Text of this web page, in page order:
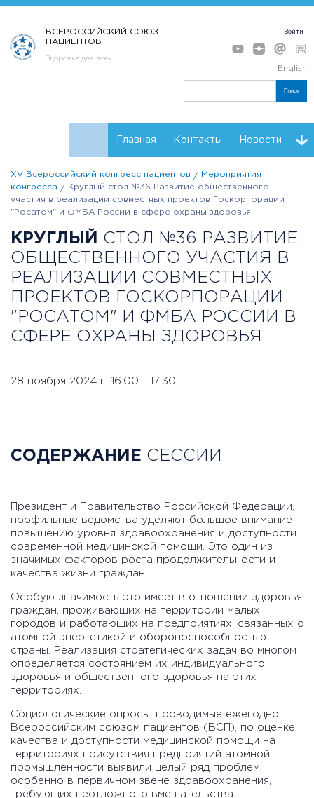
ВСЕРОССИЙСКИЙ СОЮЗ
ПАЦИЕНТОВ
Здоровье для всех
Войти
English
Поиск
Главная Контакты Новости
Программа Мнения Тренинг форсайт
Партнеры Конгресса Регистрация Резолюции
XV Всероссийский конгресс пациентов
Мероприятия
конгресса
Круглый стол №36 Развитие общественного
участия в реализации совместных проектов Госкорпорации
"Росатом" и ФМБА России в сфере охраны здоровья
КРУГЛЫЙ
СТОЛ №36 РАЗВИТИЕ
ОБЩЕСТВЕННОГО УЧАСТИЯ В
РЕАЛИЗАЦИИ СОВМЕСТНЫХ
ПРОЕКТОВ ГОСКОРПОРАЦИИ
"РОСАТОМ" И ФМБА РОССИИ В
СФЕРЕ ОХРАНЫ ЗДОРОВЬЯ
28 ноября 2024 г. 16.00 - 17.30
СОДЕРЖАНИЕ СЕССИИ
Президент и Правительство Российской Федерации,
профильные ведомства уделяют большое внимание
повышению уровня здравоохранения и доступности
современной медицинской помощи. Это один из
значимых факторов роста продолжительности и
качества жизни граждан.
Особую значимость это имеет в отношении здоровья
граждан, проживающих на территории малых
городов и работающих на предприятиях, связанных с
атомной энергетикой и обороноспособностью
страны. Реализация стратегических задач во многом
определяется состоянием их индивидуального
здоровья и общественного здоровья на этих
территориях.
Социологические опросы, проводимые ежегодно
Всероссийским союзом пациентов (ВСП), по оценке
качества и доступности медицинской помощи на
территориях присутствия предприятий атомной
промышленности выявили целый ряд проблем,
особенно в первичном звене здравоохранения,
требующих неотложного вмешательства.